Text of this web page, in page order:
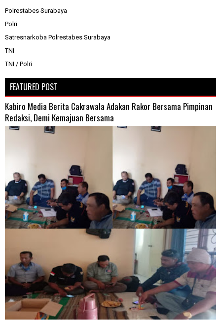
Polrestabes Surabaya
Polri
Satresnarkoba Polrestabes Surabaya
TNI
TNI / Polri
FEATURED POST
Kabiro Media Berita Cakrawala Adakan Rakor Bersama Pimpinan
Redaksi, Demi Kemajuan Bersama